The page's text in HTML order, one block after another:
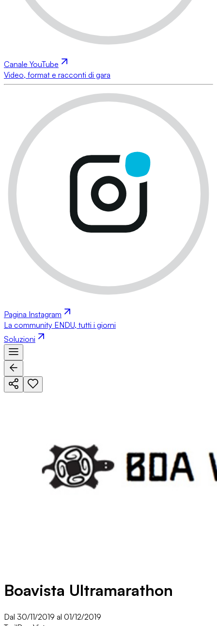
Canale YouTube
Video, format e racconti di gara
Pagina Instagram
La community ENDU, tutti i giorni
Soluzioni
Boavista Ultramarathon
Dal 30/11/2019 al 01/12/2019